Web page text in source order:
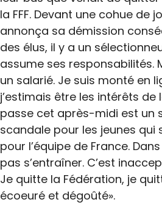
la FFF. Devant une cohue de
annonça sa démission
des élus, il y a un
assume ses responsabilités.
un salarié. Je suis monté en
j’estimais être les intérêts
passe cet après-midi est un
scandale pour les jeunes qui
pour l’équipe de France.
pas s’entraîner. C’est
Je quitte la Fédération, je
écoeuré et dégoûté».